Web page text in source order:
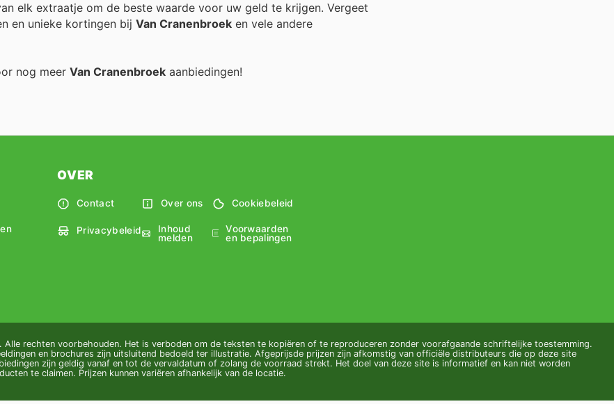
elk extraatje om de beste waarde voor uw geld te krijgen. Vergeet
en unieke kortingen bij Van Cranenbroek en vele andere
nog meer Van Cranenbroek aanbiedingen!
OVER
Contact Over ons Cookiebeleid
Privacybeleid
Inhoud
melden
Voorwaarden
en bepalingen
rechten voorbehouden. Het is verboden om de teksten te kopiëren of te reproduceren zonder voorafgaande schriftelijke toestemming.
en brochures zijn uitsluitend bedoeld ter illustratie. Afgeprijsde prijzen zijn afkomstig van officiële distributeurs die op deze site
zijn geldig vanaf en tot de vervaldatum of zolang de voorraad strekt. Het doel van deze site is informatief en kan niet worden
te claimen. Prijzen kunnen variëren afhankelijk van de locatie.